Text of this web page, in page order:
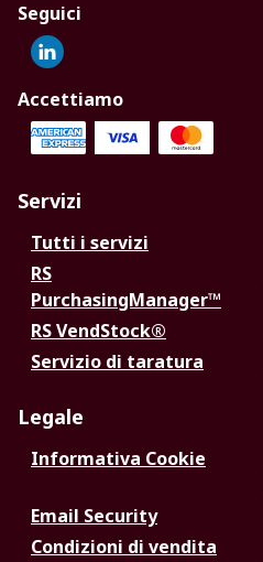
Seguici
Accettiamo
Servizi
Tutti i servizi
RS
PurchasingManager™
RS VendStock®
Servizio di taratura
Legale
Informativa Cookie
Email Security
Condizioni di vendita